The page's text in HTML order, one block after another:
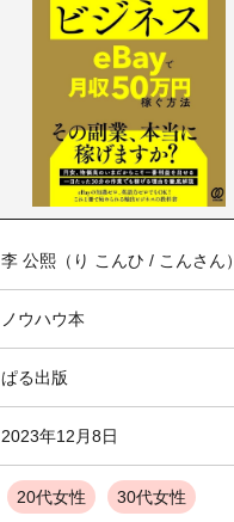
李 公熙（り こんひ / こんさん）
ノウハウ本
ぱる出版
2023年12月8日
20代女性 30代女性